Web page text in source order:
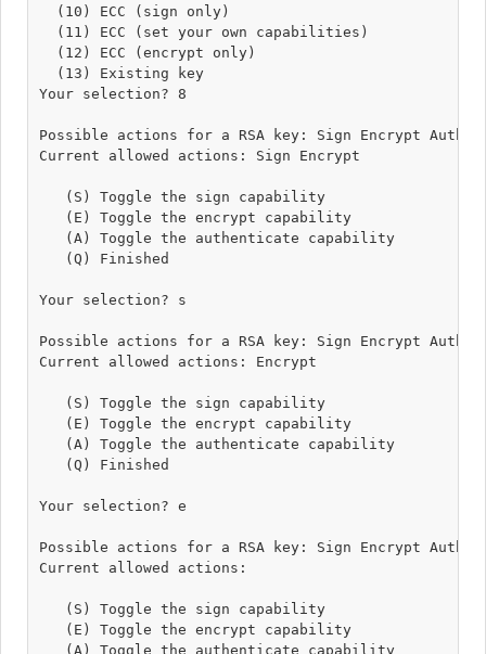
  (10) ECC (sign only)
  (11) ECC (set your own capabilities)
  (12) ECC (encrypt only)
  (13) Existing key
Your selection? 8
Possible actions for a RSA key: Sign Encrypt
Current allowed actions: Sign Encrypt
   (S) Toggle the sign capability
   (E) Toggle the encrypt capability
   (A) Toggle the authenticate capability
   (Q) Finished
Your selection? s
Possible actions for a RSA key: Sign Encrypt
Current allowed actions: Encrypt
   (S) Toggle the sign capability
   (E) Toggle the encrypt capability
   (A) Toggle the authenticate capability
   (Q) Finished
Your selection? e
Possible actions for a RSA key: Sign Encrypt
Current allowed actions:
   (S) Toggle the sign capability
   (E) Toggle the encrypt capability
   (A) Toggle the authenticate capability